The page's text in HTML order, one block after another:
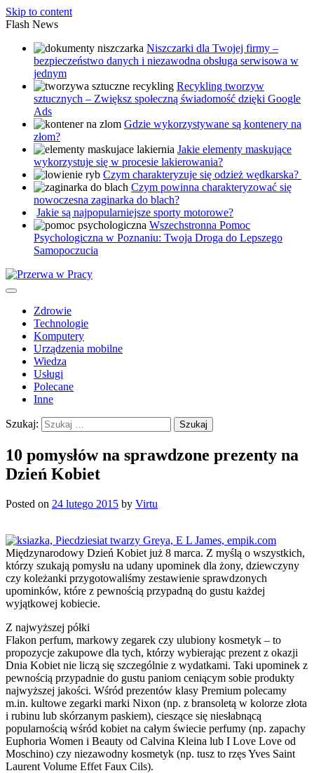
Skip to content
Flash News
Niszczarki dla Twojej firmy –
bezpieczeństwo danych i niezawodna obsługa serwisowa w
jednym
Recykling tworzyw
sztucznych – Zwiększ społeczną świadomość dzięki Google
Ads
Gdzie wykorzystywane są kontenery na
złom?
Jakie elementy maskujące
wykorzystuje się w procesie lakierowania?
Czym charakteryzuje się odzież wędkarska?
Czym powinna charakteryzować się
nowoczesna zaginarka do blach?
Jakie są najpopularniejsze sporty motorowe?
Wszechstronna Pomoc
Psychologiczna w Poznaniu: Twoja Droga do Lepszego
Samopoczucia
Zdrowie
Technologie
Komputery
Urządzenia mobilne
Wiedza
Usługi
Polecane
Inne
Szukaj:
10 pomysłów na sprawdzone prezenty na
Dzień Kobiet
Posted on 24 lutego 2015 by Virtu
Międzynarodowy Dzień Kobiet już 8 marca. Z myślą o wszystkich,
którzy szukają pomysłu na udany upominek dla żony, dziewczyny
czy koleżanki przygotowaliśmy zestawienie sprawdzonych
upominków, które z pewnością przypadną do gustu każdej
wyjątkowej kobiecie.
Z najwyższej półki
Flakon perfum, markowy zegarek czy ulubiony kosmetyk – to
propozycje zakupowe dla tych, którzy wybierając prezent z okazji
Dnia Kobiet nie liczą się szczególnie z wydatkami. Taki upominek z
pewnością przypadnie do gustu paniom ceniącym sobie produkty
najwyższej jakości. Wśród prezentów klasy Premium polecamy
m.in. kultowe zegarki marki Nixon (np. z bransoletą w kolorze złota
i rubinu lub skórzanym paskiem), cieszące się niesłabnącą
popularnością wśród kobiet na całym świecie perfumy (np. zapachy
Euphoria Women i Beauty od Calvina Kleina lub I Love Love od
Moschino) czy niezawodny kosmetyk (np. tusz to rzęs Yves Saint
Laurent Volume Effet Faux Cils).